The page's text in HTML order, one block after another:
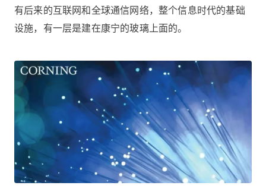
有后来的互联网和全球通信网络，整个信息时代的基础
设施，有一层是建在康宁的玻璃上面的。